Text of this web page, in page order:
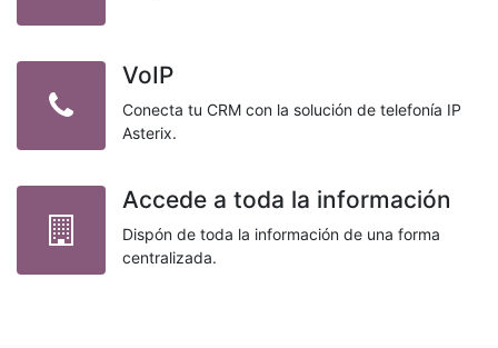
VoIP
Conecta tu CRM con la solución de telefonía IP
Asterix.
Accede a toda la información
Dispón de toda la información de una forma
centralizada.